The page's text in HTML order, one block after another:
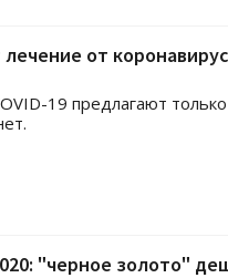
от
19 предлагают
"черное золото"